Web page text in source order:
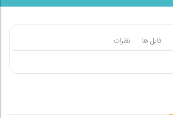
فایل ها نظرات